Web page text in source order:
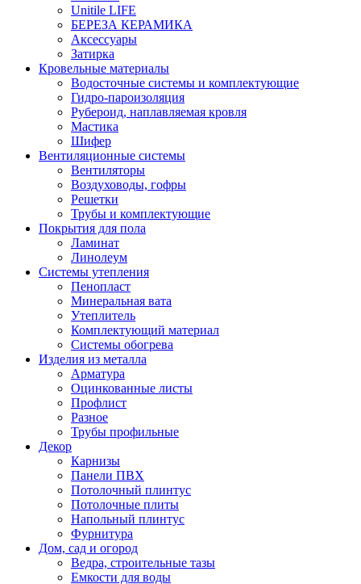
Unitile LIFE
БЕРЕЗА КЕРАМИКА
Аксессуары
Затирка
Кровельные материалы
Водосточные системы и комплектующие
Гидро-пароизоляция
Рубероид, наплавляемая кровля
Мастика
Шифер
Вентиляционные системы
Вентиляторы
Воздуховоды, гофры
Решетки
Трубы и комплектующие
Покрытия для пола
Ламинат
Линолеум
Системы утепления
Пенопласт
Минеральная вата
Утеплитель
Комплектующий материал
Системы обогрева
Изделия из металла
Арматура
Оцинкованные листы
Профлист
Разное
Трубы профильные
Декор
Карнизы
Панели ПВХ
Потолочный плинтус
Потолочные плиты
Напольный плинтус
Фурнитура
Дом, сад и огород
Ведра, строительные тазы
Емкости для воды